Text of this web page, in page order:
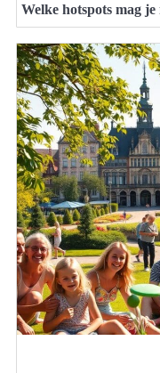
Welke hotspots mag